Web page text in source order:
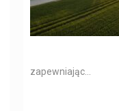
zapewniając...